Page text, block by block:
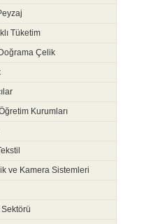
Tüketim
Çelik
Kurumları
ve Kamera Sistemleri